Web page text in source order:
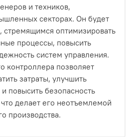
и техников,
секторах. Он будет
стремящимся оптимизировать
процессы, повысить
систем управления.
контроллера позволяет
затраты, улучшить
повысить безопасность
делает его неотъемлемой
производства.